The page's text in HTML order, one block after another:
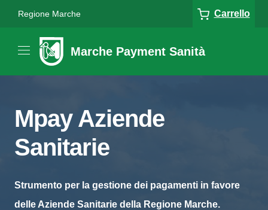
Regione Marche Carrello
Marche Payment Sanità
Mpay Aziende
Sanitarie
Strumento per la gestione dei pagamenti in favore
delle Aziende Sanitarie della Regione Marche.